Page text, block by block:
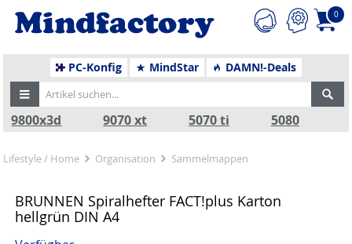
0
PC-Konfig MindStar DAMN!-Deals
9800x3d 9070 xt 5070 ti 5080
Lifestyle / Home Organisation Sammelmappen
BRUNNEN Spiralhefter FACT!plus Karton
hellgrün DIN A4